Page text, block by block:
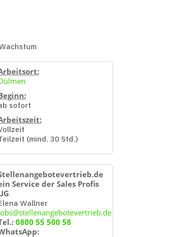
sofort
(mind. 30 Std.)
Service der Sales Profis
Wallner
0800 55 500 58